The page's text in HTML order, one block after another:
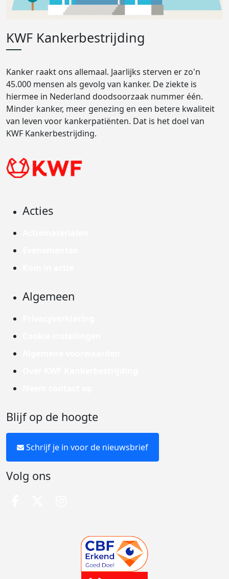
KWF Kankerbestrijding
Kanker raakt ons allemaal. Jaarlijks sterven er zo'n
45.000 mensen als gevolg van kanker. De ziekte is
hiermee in Nederland doodsoorzaak nummer één.
Minder kanker, meer genezing en een betere kwaliteit
van leven voor kankerpatiënten. Dat is het doel van
KWF Kankerbestrijding.
Acties
Algemeen
Blijf op de hoogte
Schrijf je in voor de nieuwsbrief
Volg ons